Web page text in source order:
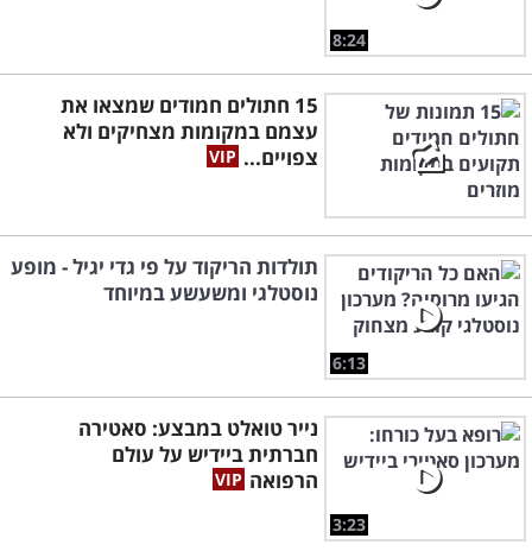
8:24
15 חתולים חמודים שמצאו את
עצמם במקומות מצחיקים ולא
צפויים...
6:13
תולדות הריקוד על פי גדי יגיל - מופע
נוסטלגי ומשעשע במיוחד
3:23
נייר טואלט במבצע: סאטירה
חברתית ביידיש על עולם
הרפואה